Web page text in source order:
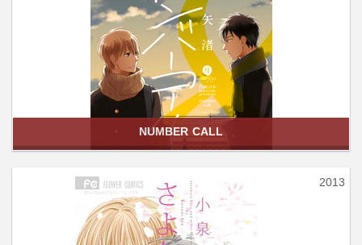
NUMBER CALL
2013